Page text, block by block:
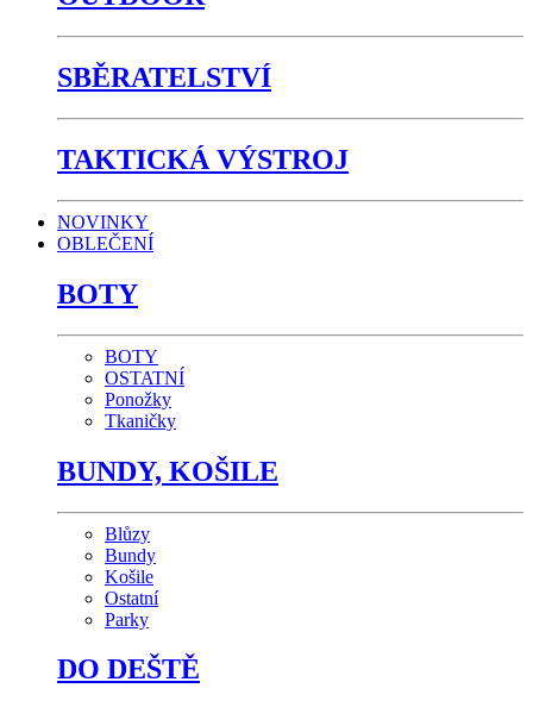
SBĚRATELSTVÍ
TAKTICKÁ VÝSTROJ
NOVINKY
OBLEČENÍ
BOTY
BOTY
OSTATNÍ
Ponožky
Tkaničky
BUNDY, KOŠILE
Blůzy
Bundy
Košile
Ostatní
Parky
DO DEŠTĚ